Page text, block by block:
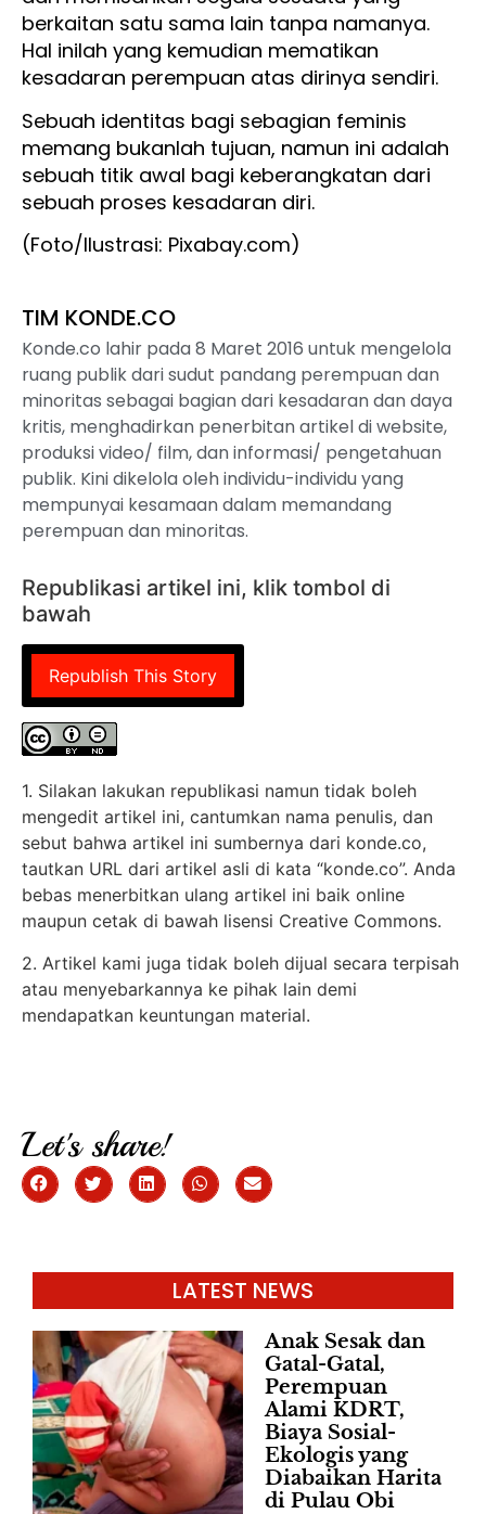
berkaitan satu sama lain tanpa namanya.
Hal inilah yang kemudian mematikan
kesadaran perempuan atas dirinya sendiri.
Sebuah identitas bagi sebagian feminis
memang bukanlah tujuan, namun ini adalah
sebuah titik awal bagi keberangkatan dari
sebuah proses kesadaran diri.
(Foto/Ilustrasi: Pixabay.com)
TIM KONDE.CO
Konde.co lahir pada 8 Maret 2016 untuk mengelola
ruang publik dari sudut pandang perempuan dan
minoritas sebagai bagian dari kesadaran dan daya
kritis, menghadirkan penerbitan artikel di website,
produksi video/ film, dan informasi/ pengetahuan
publik. Kini dikelola oleh individu-individu yang
mempunyai kesamaan dalam memandang
perempuan dan minoritas.
Republikasi artikel ini, klik tombol di
bawah
Republish This Story
1. Silakan lakukan republikasi namun tidak boleh
mengedit artikel ini, cantumkan nama penulis, dan
sebut bahwa artikel ini sumbernya dari konde.co,
tautkan URL dari artikel asli di kata “konde.co”. Anda
bebas menerbitkan ulang artikel ini baik online
maupun cetak di bawah lisensi Creative Commons.
2. Artikel kami juga tidak boleh dijual secara terpisah
atau menyebarkannya ke pihak lain demi
mendapatkan keuntungan material.
Let's share!
LATEST NEWS
Anak Sesak dan
Gatal-Gatal,
Perempuan
Alami KDRT,
Biaya Sosial-
Ekologis yang
Diabaikan Harita
di Pulau Obi